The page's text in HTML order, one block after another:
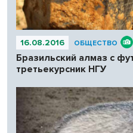
16.08.2016 ОБЩЕСТВО
Бразильский алмаз с
третьекурсник НГУ